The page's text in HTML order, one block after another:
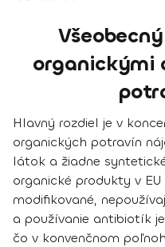
organickými
Hlavný rozdiel je v
organických potravín
látok a žiadne
organické produkty v
modifikované,
a používanie antibiotík
čo v konvenčnom